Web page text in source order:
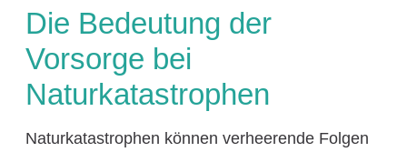
Die Bedeutung der
Vorsorge bei
Naturkatastrophen
Naturkatastrophen können verheerende Folgen